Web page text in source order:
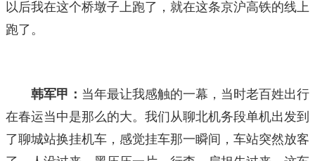
以后我在这个桥墩子上跑了，就在这条京沪高铁的线上
跑了。
韩军甲： 当年最让我感触的一幕，当时老百姓出行
在春运当中是那么的大。我们从聊北机务段单机出发到
了聊城站换挂机车，感觉挂车那一瞬间，车站突然放客